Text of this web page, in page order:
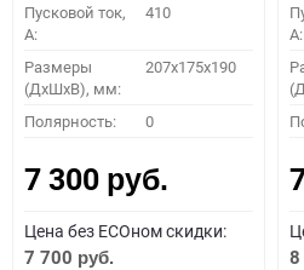
Пусковой ток,
A:
410
Размеры
(ДхШхВ), мм:
207x175x190
Полярность: 0
7 300 руб.
Цена без ECOном скидки:
7 700 руб.
A:
8